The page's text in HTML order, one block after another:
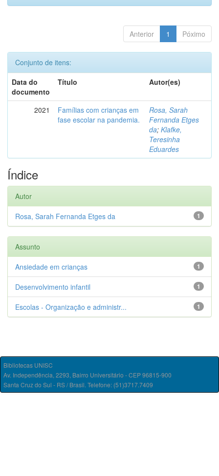
Anterior 1 Póximo
Conjunto de itens:
Data do
documento
Título Autor(es)
2021
Famílias com crianças em
fase escolar na pandemia.
Rosa, Sarah
Fernanda Etges
da; Klafke,
Teresinha
Eduardes
Índice
Autor
1
Rosa, Sarah Fernanda Etges da
Assunto
1
Ansiedade em crianças
1
Desenvolvimento infantil
1
Escolas - Organização e administr...
Bibliotecas UNISC
Av. Independência, 2293, Bairro Universitário - CEP 96815-900
Santa Cruz do Sul - RS / Brasil. Telefone: (51)3717.7409